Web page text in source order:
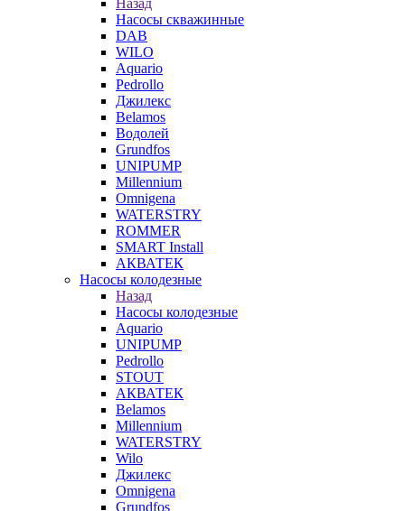
Назад
Насосы скважинные
DAB
WILO
Aquario
Pedrollo
Джилекс
Belamos
Водолей
Grundfos
UNIPUMP
Millennium
Omnigena
WATERSTRY
ROMMER
SMART Install
АКВАТЕК
Насосы колодезные
Назад
Насосы колодезные
Aquario
UNIPUMP
Pedrollo
STOUT
АКВАТЕК
Belamos
Millennium
WATERSTRY
Wilo
Джилекс
Omnigena
Grundfos